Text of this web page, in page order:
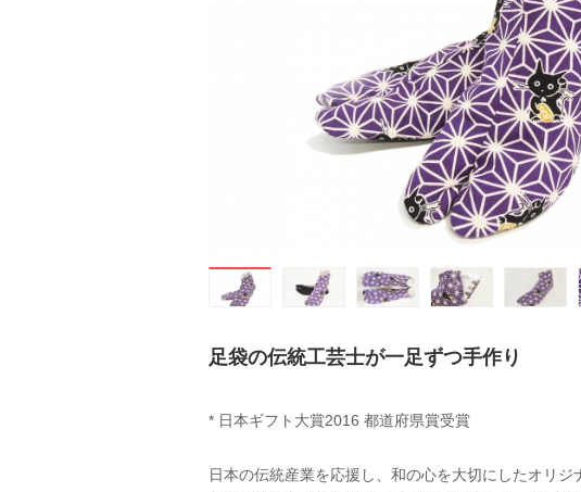
足袋の伝統工芸士が一足ずつ手作り
* 日本ギフト大賞2016 都道府県賞受賞
日本の伝統産業を応援し、和の心を大切にしたオリジ